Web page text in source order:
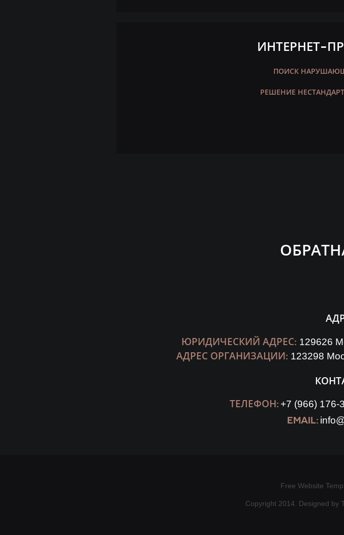
ИНТЕРНЕТ-
ПОИСК
РЕШЕНИЕ
ЮРИДИЧЕСКИЙ АДРЕС: 129626
АДРЕС ОРГАНИЗАЦИИ: 123298
ТЕЛЕФОН: +7 (966) 176-
EMAIL:
Free Website
Copyright 2014. Designed by